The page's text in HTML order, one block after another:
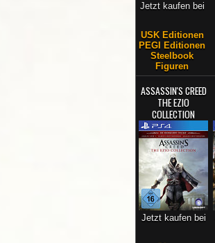
Jetzt kaufen bei
USK Editionen
PEGI Editionen
Steelbook
Figuren
ASSASSIN'S CREED
THE EZIO
COLLECTION
Jetzt kaufen bei